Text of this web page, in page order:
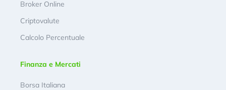
Broker Online
Criptovalute
Calcolo Percentuale
Finanza e Mercati
Borsa Italiana